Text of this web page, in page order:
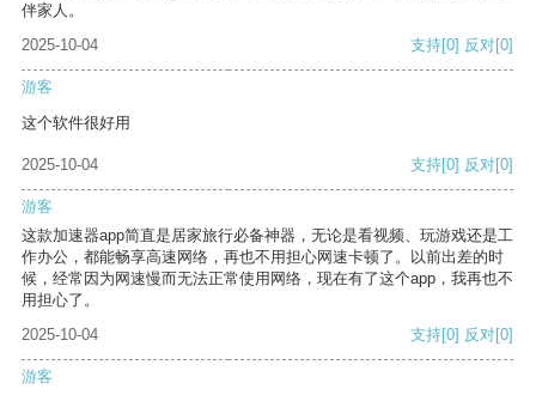
伴家人。
2025-10-04
支持[0] 反对[0]
游客
这个软件很好用
2025-10-04 支持[0] 反对[0]
游客
这款加速器app简直是居家旅行必备神器，无论是看视频、玩游戏还是工
作办公，都能畅享高速网络，再也不用担心网速卡顿了。以前出差的时
候，经常因为网速慢而无法正常使用网络，现在有了这个app，我再也不
用担心了。
2025-10-04
支持[0] 反对[0]
游客